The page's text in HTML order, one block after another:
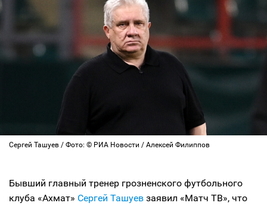
Сергей Ташуев / Фото: © РИА Новости / Алексей Филиппов
Бывший главный тренер грозненского футбольного
клуба «Ахмат» Сергей Ташуев заявил «Матч ТВ», что